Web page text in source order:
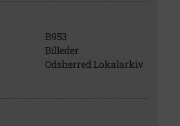
B953
Billeder
Odsherred Lokalarkiv